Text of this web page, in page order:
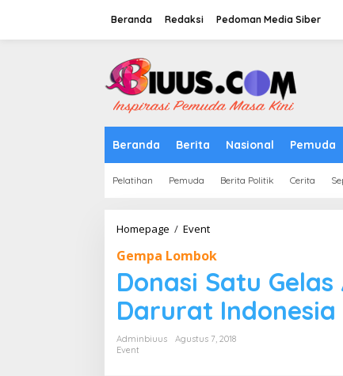
Beranda Redaksi Pedoman Media Siber
Beranda Berita Nasional Pemuda
Pelatihan Pemuda Berita Politik Cerita
Homepage / EventDonasi
Gelas
Air
Gempa
Lombok
:
Indonesia
Gempa Lombok
Donasi Satu
Darurat Indonesia
Adminbiuus
Agustus 7, 2018
Event